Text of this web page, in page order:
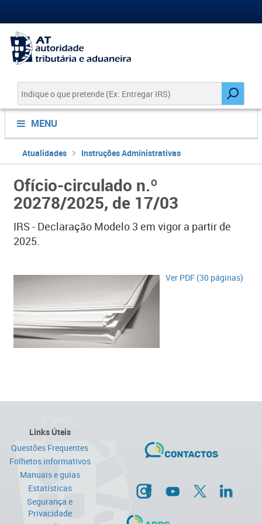
MENU
Atualidades Instruções Administrativas
Ofício-circulado n.º
20278/2025, de 17/03
IRS - ​Declaração Modelo 3 em vigor a partir de
2025​​​.
Ver PDF (30 páginas)​​
Links Úteis
Questões Frequentes
Folhetos informativos
Manuais e guias
Estatísticas
Segurança e
Privacidade